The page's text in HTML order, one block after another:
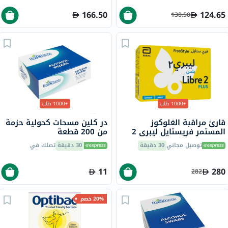
124.65
138.50
166.50
+1000 طلب
قارئ مراقبة الغلوكوز
المستمر فريستايل ليبري 2
بلس، المزود بمستشعر فلاش
توصيل مجاني30 دقيقة
280
282
+1000 طلب
در كلين مسحات كحولية حزمة
من 200 قطعة
30 دقيقة تصلك في
11
20% خصم